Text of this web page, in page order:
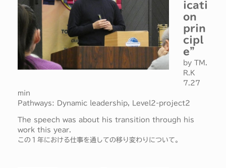
icati
on
prin
cipl
e”
by TM.
R.K
7.27
min
Pathways: Dynamic leadership, Level2-project2
The speech was about his transition through his
work this year.
この１年における仕事を通しての移り変わりについて。